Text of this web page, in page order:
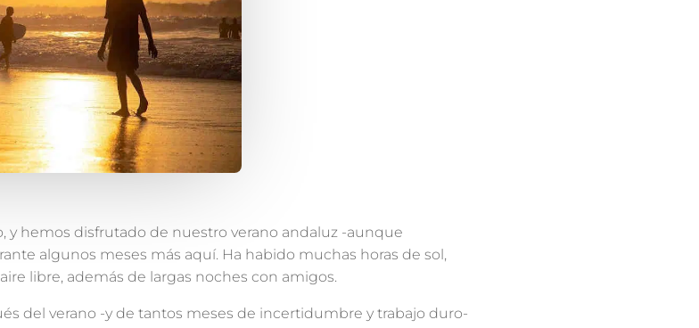
y hemos disfrutado de nuestro verano andaluz -aunque
algunos meses más aquí. Ha habido muchas horas de sol,
libre, además de largas noches con amigos.
del verano -y de tantos meses de incertidumbre y trabajo duro-